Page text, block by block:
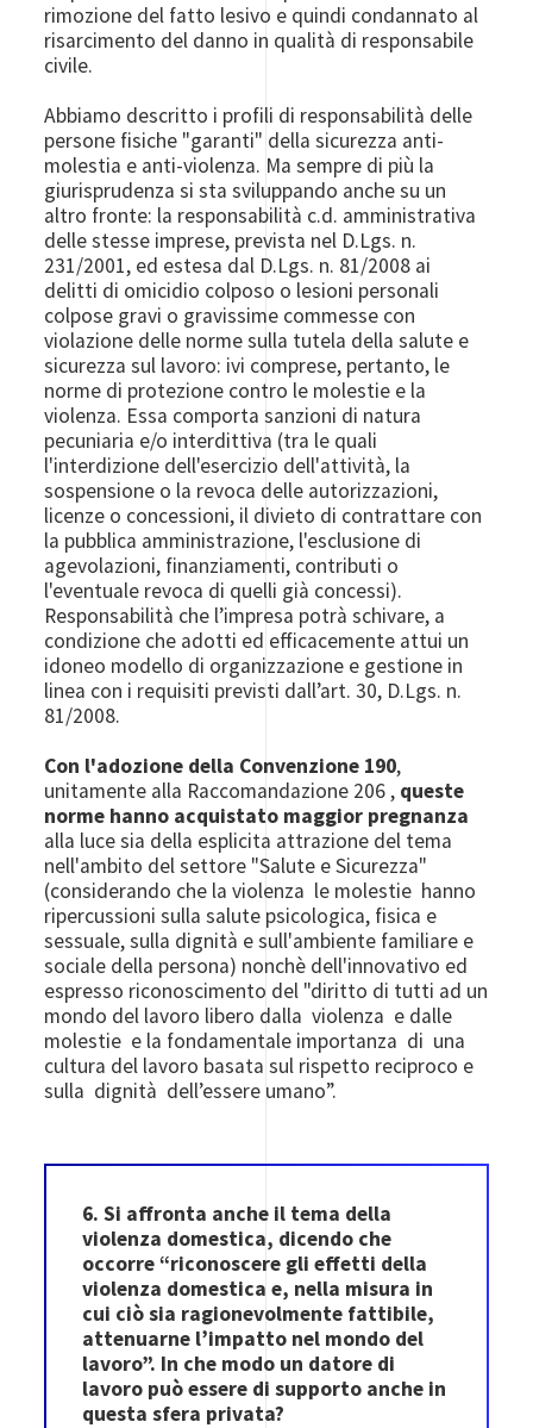
rimozione del fatto lesivo e quindi condannato al
risarcimento del danno in qualità di responsabile
civile.
Abbiamo descritto i profili di responsabilità delle
persone fisiche "garanti" della sicurezza anti-
molestia e anti-violenza. Ma sempre di più la
giurisprudenza si sta sviluppando anche su un
altro fronte: la responsabilità c.d. amministrativa
delle stesse imprese, prevista nel D.Lgs. n.
231/2001, ed estesa dal D.Lgs. n. 81/2008 ai
delitti di omicidio colposo o lesioni personali
colpose gravi o gravissime commesse con
violazione delle norme sulla tutela della salute e
sicurezza sul lavoro: ivi comprese, pertanto, le
norme di protezione contro le molestie e la
violenza. Essa comporta sanzioni di natura
pecuniaria e/o interdittiva (tra le quali
l'interdizione dell'esercizio dell'attività, la
sospensione o la revoca delle autorizzazioni,
licenze o concessioni, il divieto di contrattare con
la pubblica amministrazione, l'esclusione di
agevolazioni, finanziamenti, contributi o
l'eventuale revoca di quelli già concessi).
Responsabilità che l’impresa potrà schivare, a
condizione che adotti ed efficacemente attui un
idoneo modello di organizzazione e gestione in
linea con i requisiti previsti dall’art. 30, D.Lgs. n.
81/2008.
Con l'adozione della Convenzione 190,
unitamente alla Raccomandazione 206 , queste
norme hanno acquistato maggior pregnanza
alla luce sia della esplicita attrazione del tema
nell'ambito del settore "Salute e Sicurezza"
(considerando che la violenza le molestie hanno
ripercussioni sulla salute psicologica, fisica e
sessuale, sulla dignità e sull'ambiente familiare e
sociale della persona) nonchè dell'innovativo ed
espresso riconoscimento del "diritto di tutti ad un
mondo del lavoro libero dalla violenza e dalle
molestie e la fondamentale importanza di una
cultura del lavoro basata sul rispetto reciproco e
sulla dignità dell’essere umano”.
6. Si affronta anche il tema della
violenza domestica, dicendo che
occorre “riconoscere gli effetti della
violenza domestica e, nella misura in
cui ciò sia ragionevolmente fattibile,
attenuarne l’impatto nel mondo del
lavoro”. In che modo un datore di
lavoro può essere di supporto anche in
questa sfera privata?